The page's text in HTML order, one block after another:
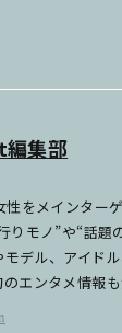
集部
性をメインター
りモノ”や“話
モデル、アイド
のエンタメ情報